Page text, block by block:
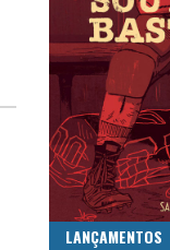
LANÇAMENTOS